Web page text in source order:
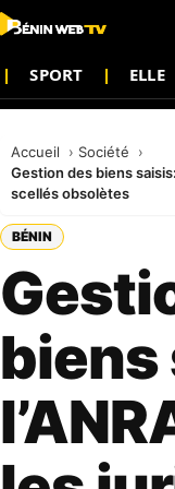
SPORT ELLE
Accueil
Société
Gestion des biens
scellés obsolètes
BÉNIN
biens